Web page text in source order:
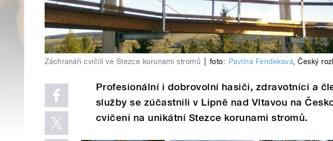
Záchranáři cvičili ve Stezce korunami stromů foto: Pavlína Fendeková,Český
Profesionální i dobrovolní hasiči, zdravotníci a
služby se zúčastnili v Lipně nad Vltavou na
cvičení na unikátní Stezce korunami stromů.